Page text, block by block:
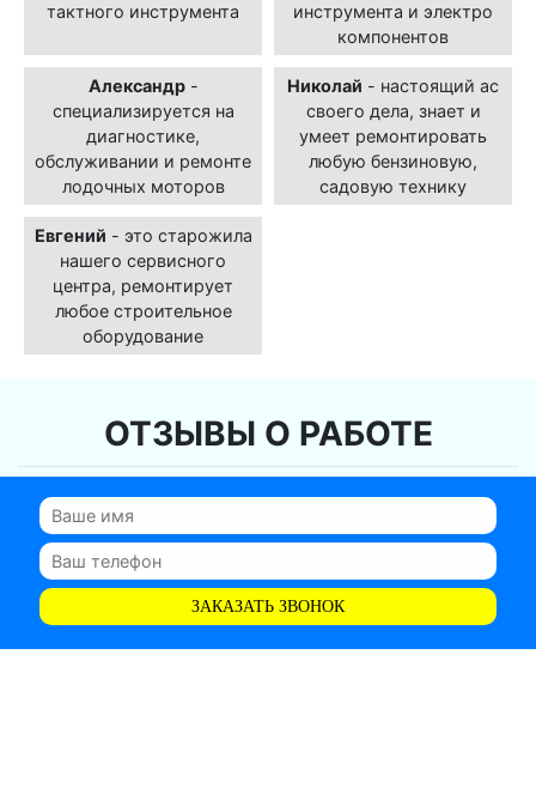
тактного инструмента
инструмента и электро
компонентов
Александр-
специализируется на
диагностике,
обслуживании и ремонте
лодочных моторов
Николай - настоящий ас
своего дела, знает и
умеет ремонтировать
любую бензиновую,
садовую технику
Евгений - это старожила
нашего сервисного
центра, ремонтирует
любое строительное
оборудование
ОТЗЫВЫ О РАБОТЕ
ЗАКАЗАТЬ ЗВОНОК